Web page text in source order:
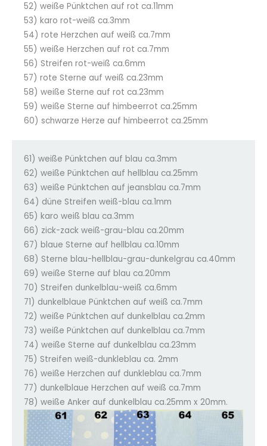
52) weiße Pünktchen auf rot ca.11mm
53) karo rot-weiß ca.3mm
54) rote Herzchen auf weiß ca.7mm
55) weiße Herzchen auf rot ca.7mm
56) Streifen rot-weiß ca.6mm
57) rote Sterne auf weiß ca.23mm
58) weiße Sterne auf rot ca.23mm
59) weiße Sterne auf himbeerrot ca.25mm
60) schwarze Herze auf himbeerrot ca.25mm
61) weiße Pünktchen auf blau ca.3mm
62) weiße Pünktchen auf hellblau ca.25mm
63) weiße Pünktchen auf jeansblau ca.7mm
64) düne Streifen weiß-blau ca.1mm
65) karo weiß blau ca.3mm
66) zick-zack weiß-grau-blau ca.20mm
67) blaue Sterne auf hellblau ca.10mm
68) Sterne blau-hellblau-grau-dunkelgrau ca.40mm
69) weiße Sterne auf blau ca.20mm
70) Streifen dunkelblau-weiß ca.6mm
71) dunkelblaue Pünktchen auf weiß ca.7mm
72) weiße Pünktchen auf dunkelblau ca.2mm
73) weiße Pünktchen auf dunkelblau ca.7mm
74) weiße Sterne auf dunkelblau ca.23mm
75) Streifen weiß-dunkleblau ca. 2mm
76) weiße Herzchen auf dunkleblau ca.7mm
77) dunkelblaue Herzchen auf weiß ca.7mm
78) weiße Anker auf dunkelblau ca.25mm x 20mm.